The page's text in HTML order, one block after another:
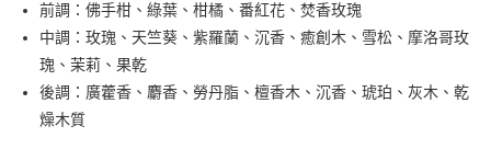
上海商業儲蓄銀行
台北富邦商業銀行
國泰世華商業銀行
兆豐國際商業銀行
臺灣中小企業銀行
匯豐（台灣）商業銀行
華泰商業銀行
聯邦商業銀行
遠東國際商業銀行
元大商業銀行
LINE Pay
街口支付
悠遊付
前調：佛手柑、綠葉、柑橘、番紅花、焚香玫瑰
中調：玫瑰、天竺葵、紫羅蘭、沉香、癒創木、雪松、摩洛哥玫
瑰、茉莉、果乾
後調：廣藿香、麝香、勞丹脂、檀香木、沉香、琥珀、灰木、乾
燥木質